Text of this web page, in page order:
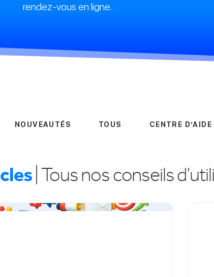
rendez-vous en ligne.
NOUVEAUTÉS TOUS CENTRE D’AIDE
| Tous nos conseils